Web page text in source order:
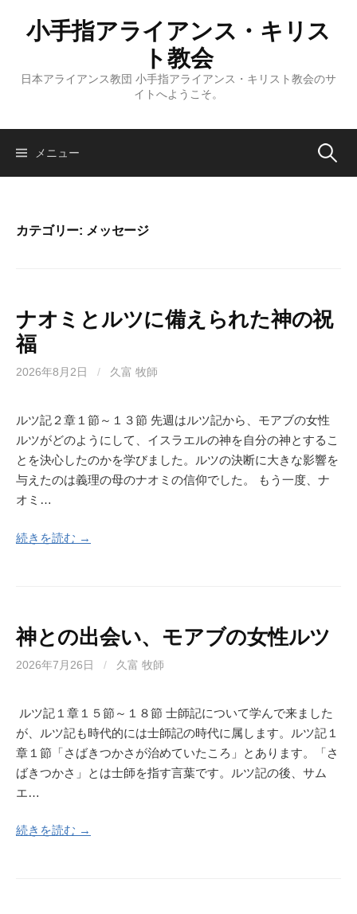
ス
小手指アライアンス・キリス
ト教会
日本アライアンス教団 小手指アライアンス・キリスト教会のサ
イトへようこそ。
メニュー 検
カテゴリー: メッセージ
ナオミとルツに備えられた神の祝
福
2026年8月2日 / 久富 牧師
ルツ記２章１節～１３節 先週はルツ記から、モアブの女性
ルツがどのようにして、イスラエルの神を自分の神とするこ
とを決心したのかを学びました。ルツの決断に大きな影響を
与えたのは義理の母のナオミの信仰でした。 もう一度、ナ
オミ…
続きを読む →
神との出会い、モアブの女性ルツ
2026年7月26日 / 久富 牧師
ルツ記１章１５節～１８節 士師記について学んで来ました
が、ルツ記も時代的には士師記の時代に属します。ルツ記１
章１節「さばきつかさが治めていたころ」とあります。「さ
ばきつかさ」とは士師を指す言葉です。ルツ記の後、サム
エ…
続きを読む →